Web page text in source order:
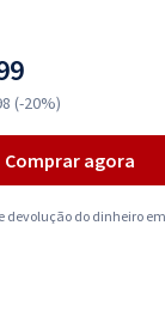
(-20%)
Comprar agora
devolução do dinheiro